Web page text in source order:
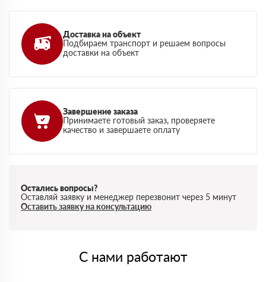
Доставка на объект
Подбираем транспорт и решаем вопросы
доставки на объект
Завершение заказа
Принимаете готовый заказ, проверяете
качество и завершаете оплату
Остались вопросы?
Оставляй заявку и менеджер перезвонит через 5 минут
Оставить заявку на консультацию
С нами работают